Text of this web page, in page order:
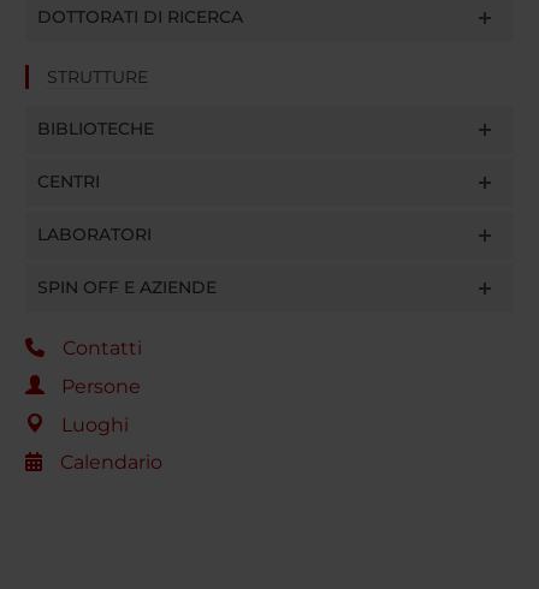
DOTTORATI DI RICERCA
STRUTTURE
BIBLIOTECHE
CENTRI
LABORATORI
SPIN OFF E AZIENDE
Contatti
Persone
Luoghi
Calendario